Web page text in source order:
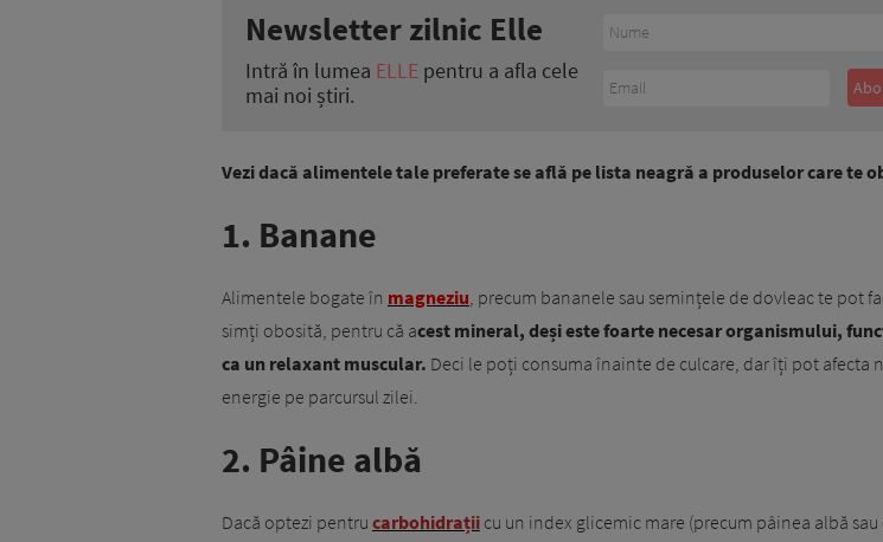
Newsletter zilnic Elle
Intră în lumea ELLE pentru a afla cele
mai noi știri.
Vezi dacă alimentele tale preferate se află pe lista neagră a produselor care te
1. Banane
Alimentele bogate în magneziu, precum bananele sau semințele de dovleac te pot
simți obosită, pentru că acest mineral, deși este foarte necesar organismului,
ca un relaxant muscular. Deci le poți consuma înainte de culcare, dar îți pot afecta
energie pe parcursul zilei.
2. Pâine albă
Dacă optezi pentru carbohidrații cu un index glicemic mare (precum pâinea albă sau